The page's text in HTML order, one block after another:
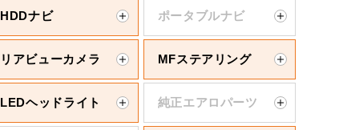
HDDナビ ポータブルナビ
リアビューカメラ MFステアリング
LEDヘッドライト 純正エアロパーツ